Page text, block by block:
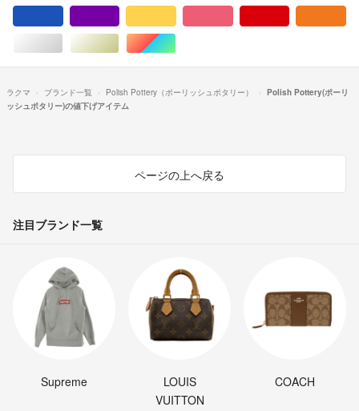
シルバー/銀色系ゴールド/金色系マルチカラー
ラクマ ブランド一覧 Polish Pottery（ポーリッシュポタリー）
Polish Pottery(ポーリ
ッシュポタリー)の値下げアイテム
ページの上へ戻る
注目ブランド一覧
Supreme
LOUIS
VUITTON
COACH